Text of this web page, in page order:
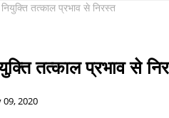
तत्काल प्रभाव से निरस्त
तत्काल प्रभाव से
2020